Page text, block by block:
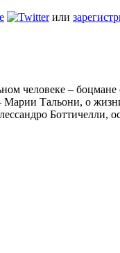
или
человеке –
Марии Тальони, о
Боттичелли,